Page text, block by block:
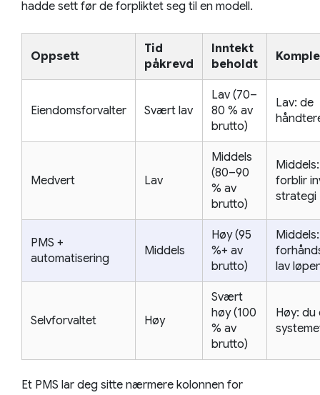
hadde sett før de forpliktet seg til en modell.
Oppsett
Tid
påkrevd
Inntekt
beholdt
Eiendomsforvalter Svært lav
Lav (70–
80 % av
brutto)
Lav: de
Medvert Lav
Middels
(80–90
% av
brutto)
forblir
strategi
PMS +
automatisering
Middels
Høy (95
%+ av
brutto)
Middels:
lav
Selvforvaltet Høy
Svært
høy (100
% av
brutto)
Høy: du
Et PMS lar deg sitte nærmere kolonnen for